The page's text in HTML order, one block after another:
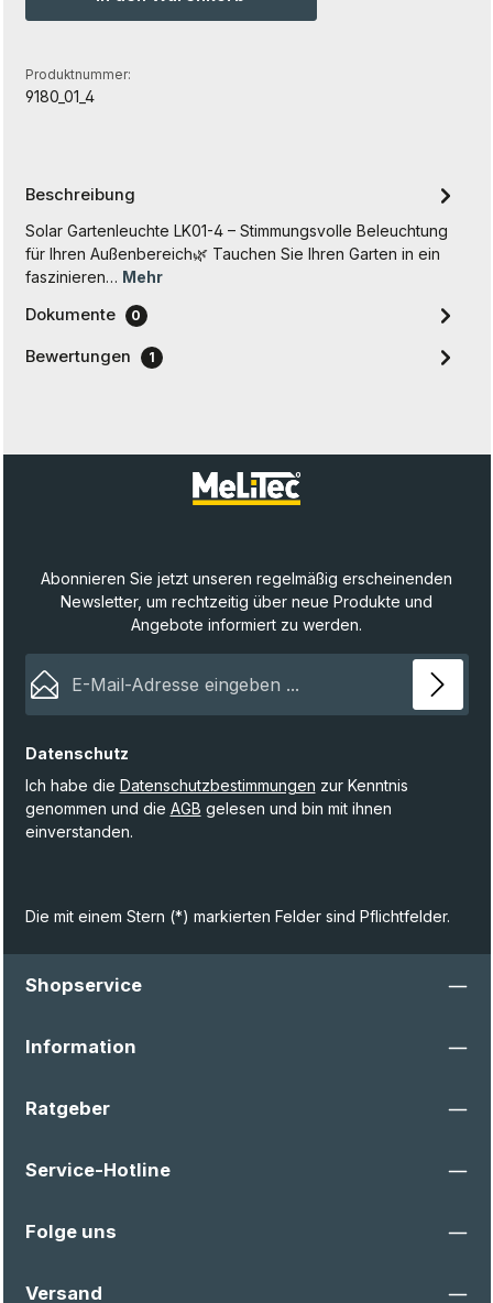
Produktnummer:
9180_01_4
Beschreibung
Solar Gartenleuchte LK01-4 – Stimmungsvolle Beleuchtung
für Ihren Außenbereich🌿 Tauchen Sie Ihren Garten in ein
faszinieren… Mehr
Dokumente 0
Bewertungen 1
Abonnieren Sie jetzt unseren regelmäßig erscheinenden
Newsletter, um rechtzeitig über neue Produkte und
Angebote informiert zu werden.
Datenschutz
Ich habe die Datenschutzbestimmungen zur Kenntnis
genommen und die AGB gelesen und bin mit ihnen
einverstanden.
Die mit einem Stern (*) markierten Felder sind Pflichtfelder.
Shopservice
Information
Ratgeber
Service-Hotline
Folge uns
Versand